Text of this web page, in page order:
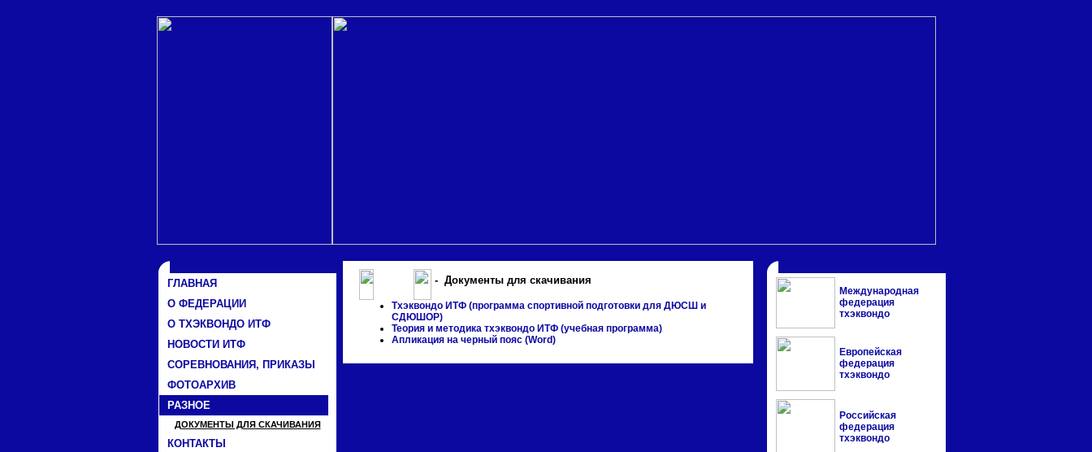
ГЛАВНАЯ
О ФЕДЕРАЦИИ
О ТХЭКВОНДО ИТФ
НОВОСТИ ИТФ
СОРЕВНОВАНИЯ, ПРИКАЗЫ
ФОТОАРХИВ
РАЗНОЕ
ДОКУМЕНТЫ ДЛЯ СКАЧИВАНИЯ
КОНТАКТЫ
- Документы для скачивания
Тхэквондо ИТФ (программа спортивной подготовки для ДЮСШ и
СДЮШОР)
Теория и методика тхэквондо ИТФ (учебная программа)
Апликация на черный пояс (Word)
Международная
федерация
тхэквондо
Европейская
федерация
тхэквондо
Российская
федерация
тхэквондо